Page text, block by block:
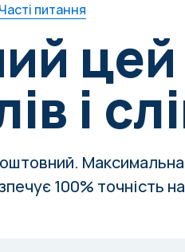
Часті питання
цей
і
100% точність